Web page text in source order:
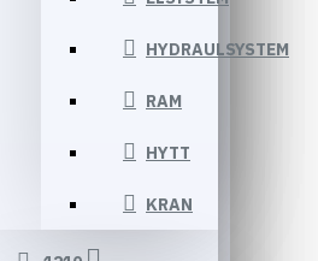
HYDRAULSYSTEM
RAM
HYTT
KRAN